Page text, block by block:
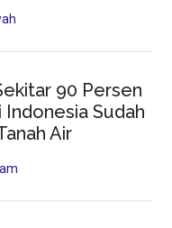
90 Persen
Indonesia Sudah
Air